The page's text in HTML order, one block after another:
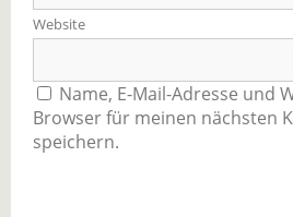
Website
Name, E-Mail-Adresse und
Browser für meinen nächsten
speichern.